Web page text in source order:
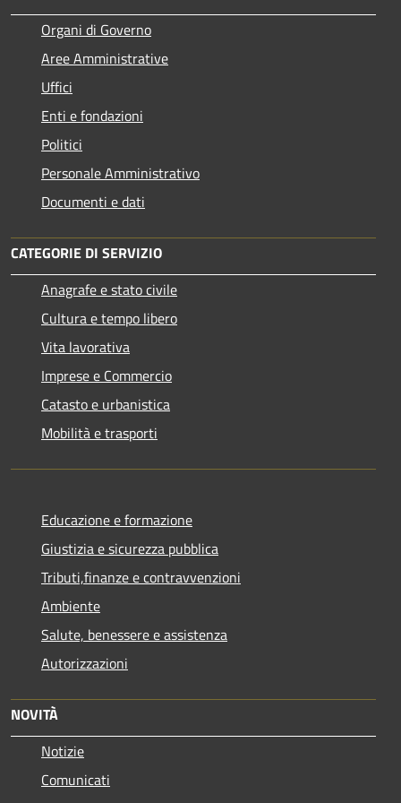
Organi di Governo
Aree Amministrative
Uffici
Enti e fondazioni
Politici
Personale Amministrativo
Documenti e dati
CATEGORIE DI SERVIZIO
Anagrafe e stato civile
Cultura e tempo libero
Vita lavorativa
Imprese e Commercio
Catasto e urbanistica
Mobilità e trasporti
Educazione e formazione
Giustizia e sicurezza pubblica
Tributi,finanze e contravvenzioni
Ambiente
Salute, benessere e assistenza
Autorizzazioni
NOVITÀ
Notizie
Comunicati